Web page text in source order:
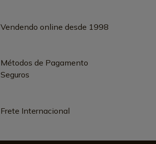
Vendendo online desde 1998
Métodos de Pagamento
Seguros
Frete Internacional